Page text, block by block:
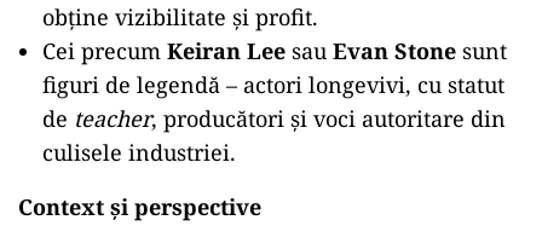
obține vizibilitate și profit.
Cei precum Keiran Lee sau Evan Stone sunt
figuri de legendă – actori longevivi, cu statut
de teacher, producători și voci autoritare din
culisele industriei.
Context și perspective